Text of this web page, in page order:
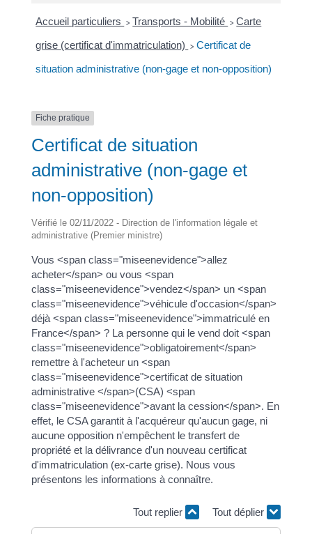
Accueil particuliers > Transports - Mobilité > Carte
grise (certificat d'immatriculation) > Certificat de
situation administrative (non-gage et non-opposition)
Fiche pratique
Certificat de situation
administrative (non-gage et
non-opposition)
Vérifié le 02/11/2022 - Direction de l'information légale et
administrative (Premier ministre)
Vous <span class="miseenevidence">allez
acheter</span> ou vous <span
class="miseenevidence">vendez</span> un <span
class="miseenevidence">véhicule d'occasion</span>
déjà <span class="miseenevidence">immatriculé en
France</span> ? La personne qui le vend doit <span
class="miseenevidence">obligatoirement</span>
remettre à l'acheteur un <span
class="miseenevidence">certificat de situation
administrative </span>(CSA) <span
class="miseenevidence">avant la cession</span>. En
effet, le CSA garantit à l'acquéreur qu'aucun gage, ni
aucune opposition n'empêchent le transfert de
propriété et la délivrance d'un nouveau certificat
d'immatriculation (ex-carte grise). Nous vous
présentons les informations à connaître.
Tout replier Tout déplier